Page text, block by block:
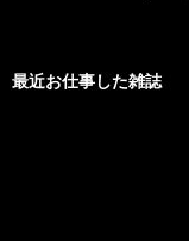
最近お仕事した雑誌